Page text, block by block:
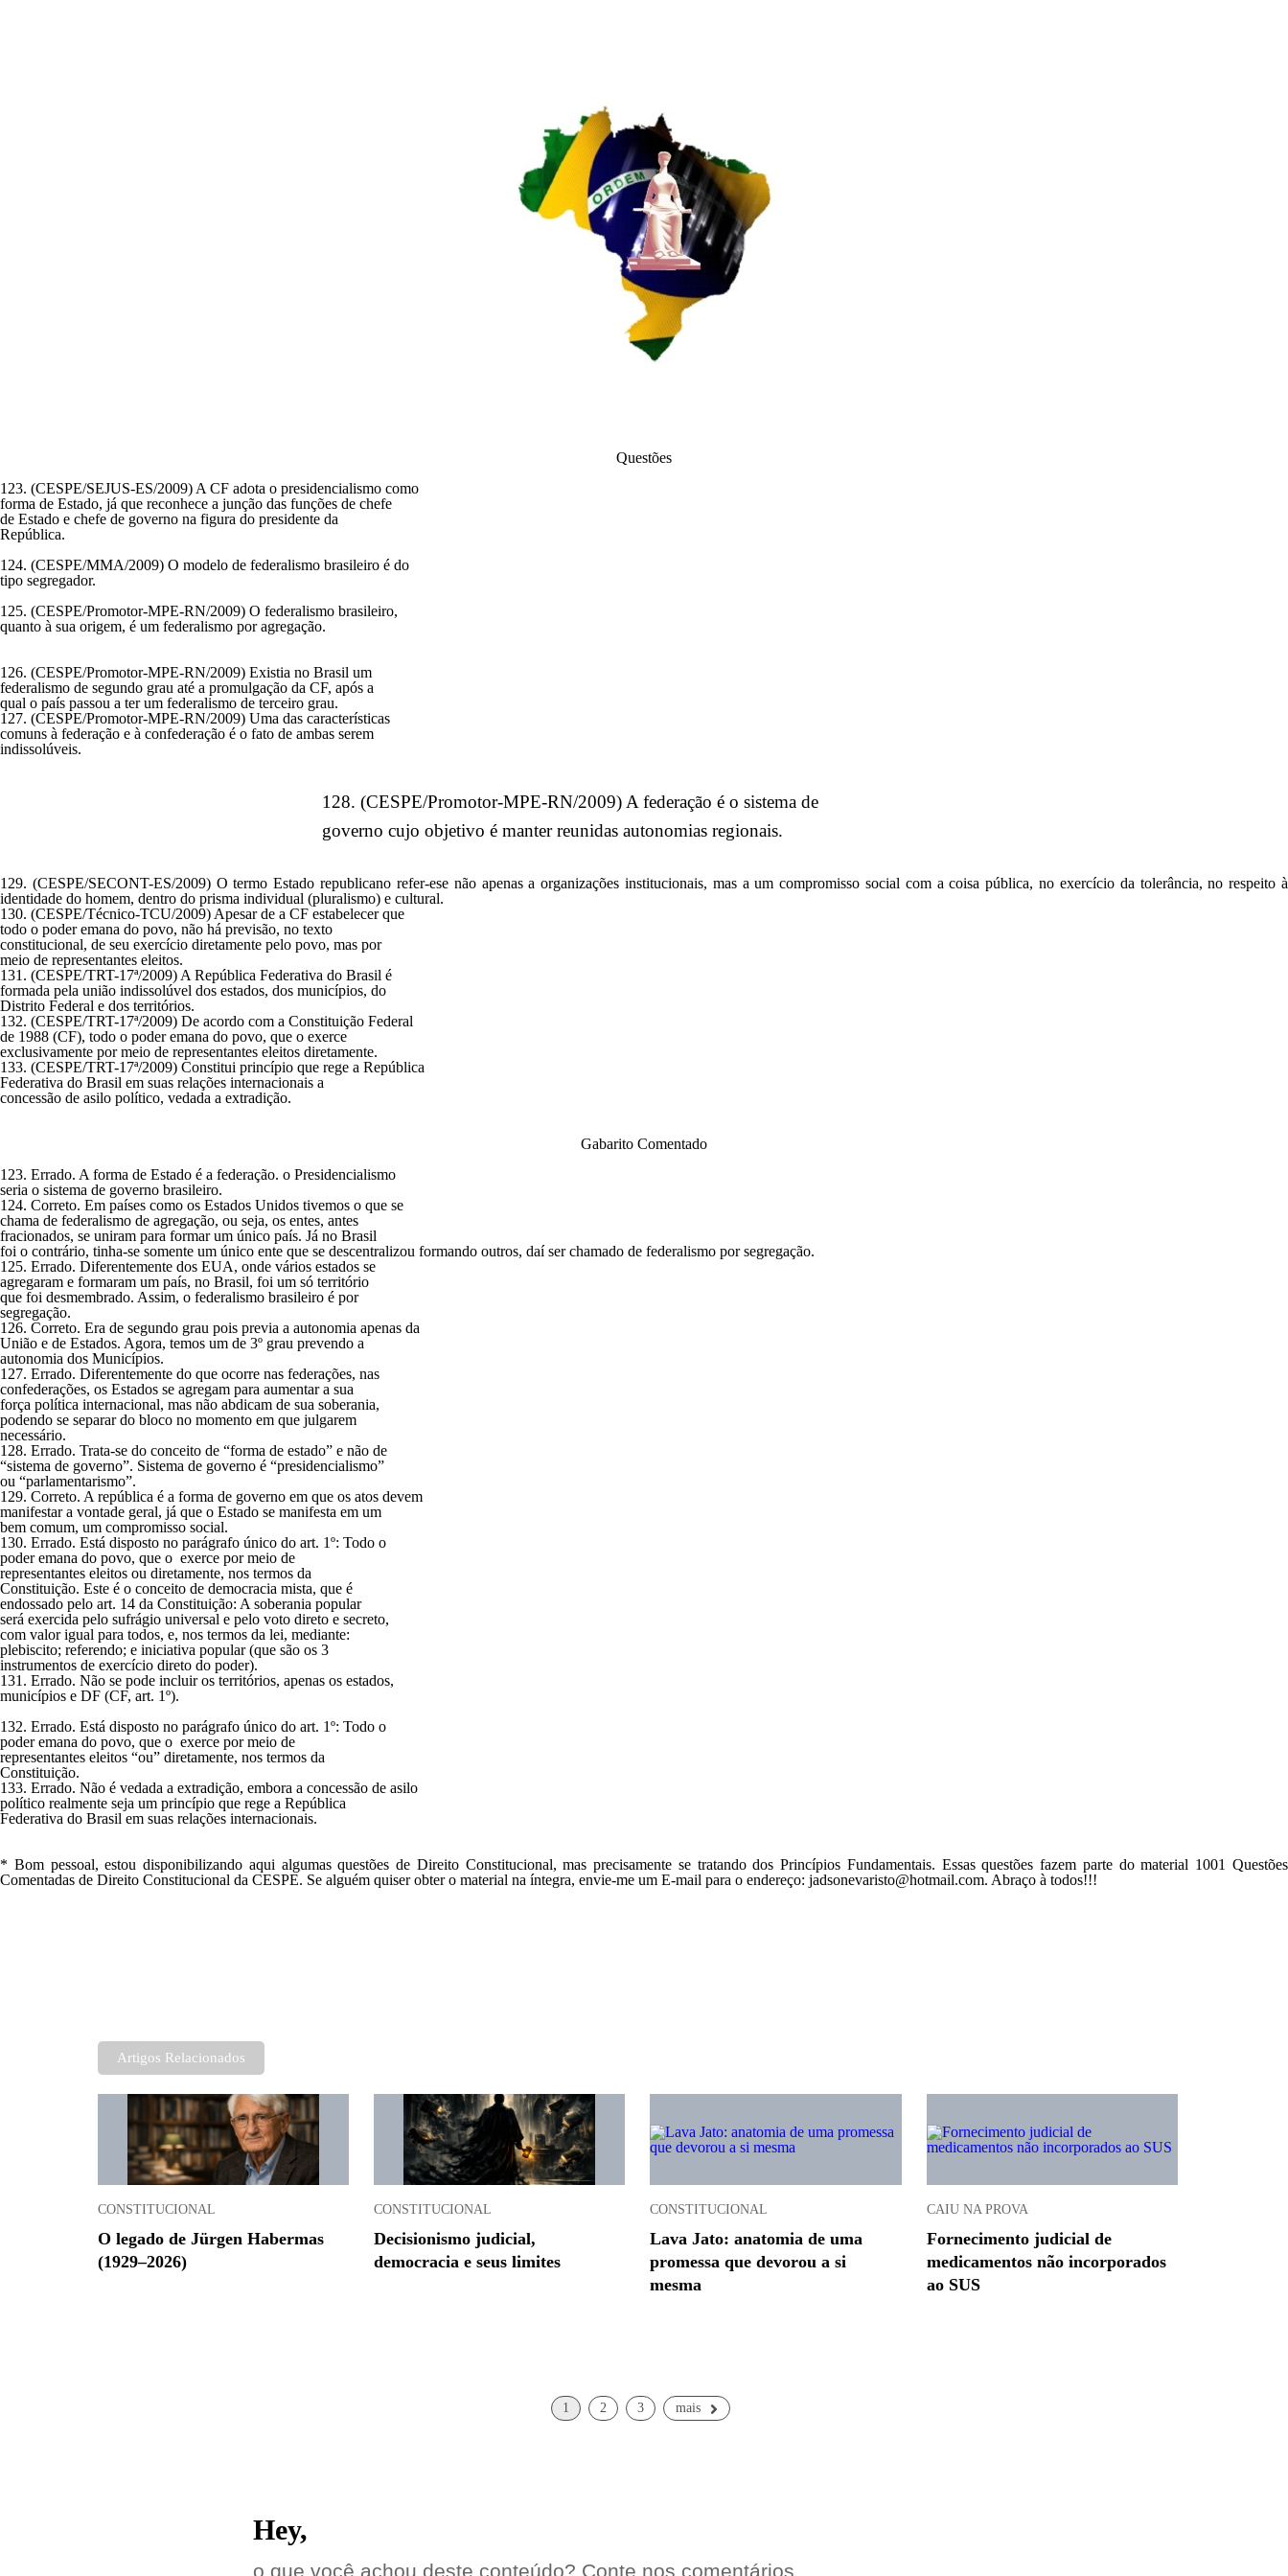
Questões
123. (CESPE/SEJUS-ES/2009) A CF adota o presidencialismo como
forma de Estado, já que reconhece a junção das funções de chefe
de Estado e chefe de governo na figura do presidente da
República.
124. (CESPE/MMA/2009) O modelo de federalismo brasileiro é do
tipo segregador.
125. (CESPE/Promotor-MPE-RN/2009) O federalismo brasileiro,
quanto à sua origem, é um federalismo por agregação.
126. (CESPE/Promotor-MPE-RN/2009) Existia no Brasil um
federalismo de segundo grau até a promulgação da CF, após a
qual o país passou a ter um federalismo de terceiro grau.
127. (CESPE/Promotor-MPE-RN/2009) Uma das características
comuns à federação e à confederação é o fato de ambas serem
indissolúveis.
128. (CESPE/Promotor-MPE-RN/2009) A federação é o sistema de
governo cujo objetivo é manter reunidas autonomias regionais.
129. (CESPE/SECONT-ES/2009) O termo Estado republicano refer-ese não apenas a organizações institucionais, mas a um compromisso social com a coisa pública, no exercício da tolerância, no respeito à
identidade do homem, dentro do prisma individual (pluralismo) e cultural.
130. (CESPE/Técnico-TCU/2009) Apesar de a CF estabelecer que
todo o poder emana do povo, não há previsão, no texto
constitucional, de seu exercício diretamente pelo povo, mas por
meio de representantes eleitos.
131. (CESPE/TRT-17ª/2009) A República Federativa do Brasil é
formada pela união indissolúvel dos estados, dos municípios, do
Distrito Federal e dos territórios.
132. (CESPE/TRT-17ª/2009) De acordo com a Constituição Federal
de 1988 (CF), todo o poder emana do povo, que o exerce
exclusivamente por meio de representantes eleitos diretamente.
133. (CESPE/TRT-17ª/2009) Constitui princípio que rege a República
Federativa do Brasil em suas relações internacionais a
concessão de asilo político, vedada a extradição.
Gabarito Comentado
123. Errado. A forma de Estado é a federação. o Presidencialismo
seria o sistema de governo brasileiro.
124. Correto. Em países como os Estados Unidos tivemos o que se
chama de federalismo de agregação, ou seja, os entes, antes
fracionados, se uniram para formar um único país. Já no Brasil
foi o contrário, tinha-se somente um único ente que se descentralizou formando outros, daí ser chamado de federalismo por segregação.
125. Errado. Diferentemente dos EUA, onde vários estados se
agregaram e formaram um país, no Brasil, foi um só território
que foi desmembrado. Assim, o federalismo brasileiro é por
segregação.
126. Correto. Era de segundo grau pois previa a autonomia apenas da
União e de Estados. Agora, temos um de 3º grau prevendo a
autonomia dos Municípios.
127. Errado. Diferentemente do que ocorre nas federações, nas
confederações, os Estados se agregam para aumentar a sua
força política internacional, mas não abdicam de sua soberania,
podendo se separar do bloco no momento em que julgarem
necessário.
128. Errado. Trata-se do conceito de “forma de estado” e não de
“sistema de governo”. Sistema de governo é “presidencialismo”
ou “parlamentarismo”.
129. Correto. A república é a forma de governo em que os atos devem
manifestar a vontade geral, já que o Estado se manifesta em um
bem comum, um compromisso social.
130. Errado. Está disposto no parágrafo único do art. 1º: Todo o
poder emana do povo, que o exerce por meio de
representantes eleitos ou diretamente, nos termos da
Constituição. Este é o conceito de democracia mista, que é
endossado pelo art. 14 da Constituição: A soberania popular
será exercida pelo sufrágio universal e pelo voto direto e secreto,
com valor igual para todos, e, nos termos da lei, mediante:
plebiscito; referendo; e iniciativa popular (que são os 3
instrumentos de exercício direto do poder).
131. Errado. Não se pode incluir os territórios, apenas os estados,
municípios e DF (CF, art. 1º).
132. Errado. Está disposto no parágrafo único do art. 1º: Todo o
poder emana do povo, que o exerce por meio de
representantes eleitos “ou” diretamente, nos termos da
Constituição.
133. Errado. Não é vedada a extradição, embora a concessão de asilo
político realmente seja um princípio que rege a República
Federativa do Brasil em suas relações internacionais.
* Bom pessoal, estou disponibilizando aqui algumas questões de Direito Constitucional, mas precisamente se tratando dos Princípios Fundamentais. Essas questões fazem parte do material 1001 Questões
Comentadas de Direito Constitucional da CESPE. Se alguém quiser obter o material na íntegra, envie-me um E-mail para o endereço: jadsonevaristo@hotmail.com. Abraço à todos!!!
Artigos Relacionados
CONSTITUCIONAL
O legado de Jürgen Habermas
(1929–2026)
CONSTITUCIONAL
Decisionismo judicial,
democracia e seus limites
CONSTITUCIONAL
Lava Jato: anatomia de uma
promessa que devorou a si
mesma
CAIU NA PROVA
Fornecimento judicial de
medicamentos não incorporados
ao SUS
1 2 3 mais
Hey,
o que você achou deste conteúdo? Conte nos comentários.